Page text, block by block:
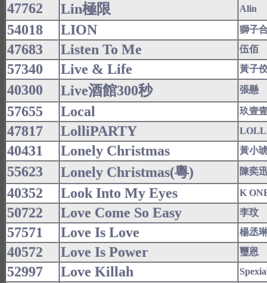
47762 Lin極限 Alin
54018 LION 獅子
47683 Listen To Me 伍佰
57340 Live & Life 黃子
40300 Live酒館300秒 張懸
57655 Local 玖壹
47817 LolliPARTY
40431 Lonely Christmas 黃小
55623 Lonely Christmas(粵) 陳奕
40352 Look Into My Eyes K
50722 Love Come So Easy 李玟
57571 Love Is Love 楊丞
40572 Love Is Power 璽恩
52997 Love Killah